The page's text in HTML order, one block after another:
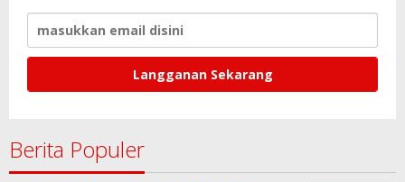
Berita Populer